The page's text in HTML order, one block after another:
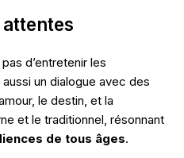
d’entretenir les
un dialogue avec des
le destin, et la
et le traditionnel, résonnant
de tous âges.